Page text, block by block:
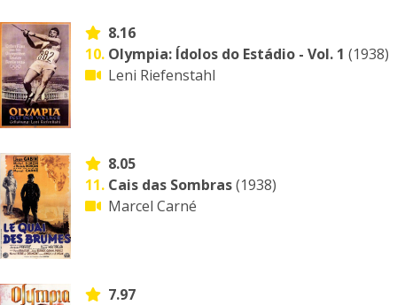
8.16
10. Olympia: Ídolos do Estádio - Vol. 1 (1938)
Leni Riefenstahl
8.05
11. Cais das Sombras(1938)
Marcel Carné
7.97